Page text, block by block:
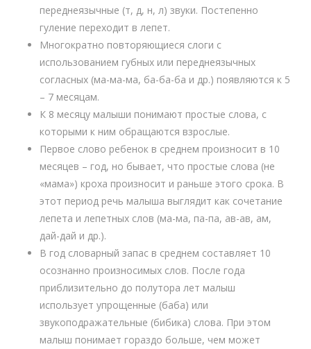
переднеязычные (т, д, н, л) звуки. Постепенно
гуление переходит в лепет.
Многократно повторяющиеся слоги с
использованием губных или переднеязычных
согласных (ма-ма-ма, ба-ба-ба и др.) появляются к 5
– 7 месяцам.
К 8 месяцу малыши понимают простые слова, с
которыми к ним обращаются взрослые.
Первое слово ребенок в среднем произносит в 10
месяцев – год, но бывает, что простые слова (не
«мама») кроха произносит и раньше этого срока. В
этот период речь малыша выглядит как сочетание
лепета и лепетных слов (ма-ма, па-па, ав-ав, ам,
дай-дай и др.).
В год словарный запас в среднем составляет 10
осознанно произносимых слов. После года
приблизительно до полутора лет малыш
использует упрощенные (баба) или
звукоподражательные (бибика) слова. При этом
малыш понимает гораздо больше, чем может